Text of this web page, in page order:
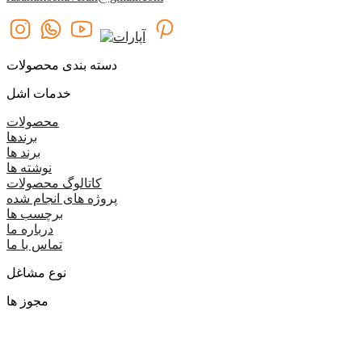
دسته بندی محصولات
خدمات اشل
محصولات
برندها
برند ها
نوشته ها
کاتالوگ محصولات
پروژه های انجام شده
برچسب ها
درباره ما
تماس با ما
نوع مشاغل
مجوز ها